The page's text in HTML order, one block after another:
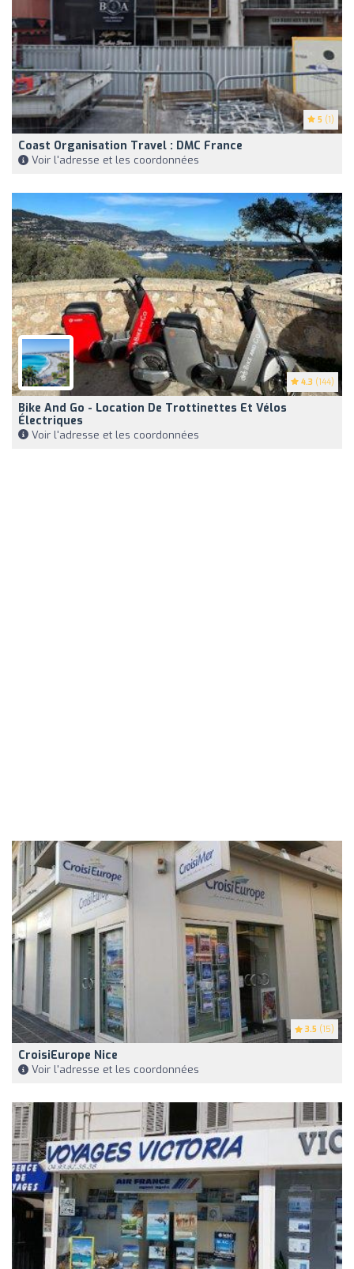
5 (1)
Coast Organisation Travel : DMC France
Voir l'adresse et les coordonnées
4.3 (144)
Bike And Go - Location De Trottinettes Et Vélos
Électriques
Voir l'adresse et les coordonnées
3.5 (15)
CroisiEurope Nice
Voir l'adresse et les coordonnées